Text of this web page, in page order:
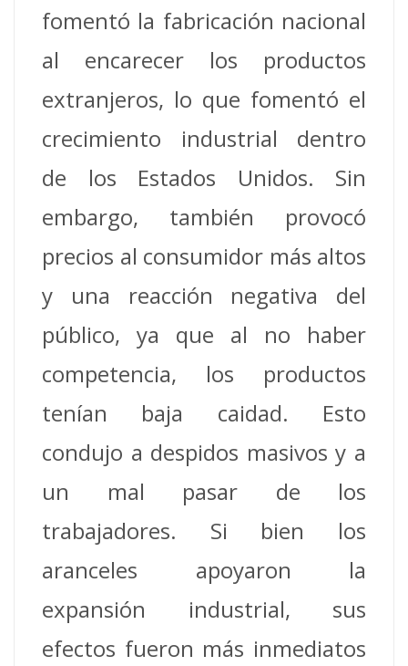
fomentó la fabricación nacional
al encarecer los productos
extranjeros, lo que fomentó el
crecimiento industrial dentro
de los Estados Unidos.
Sin
embargo, también provocó
precios al consumidor más altos
y una reacción negativa del
público, ya que al no haber
competencia, los productos
tenían baja caidad. Esto
condujo a despidos masivos y a
un mal pasar de los
trabajadores. Si bien los
aranceles apoyaron la
expansión industrial, sus
efectos fueron más inmediatos